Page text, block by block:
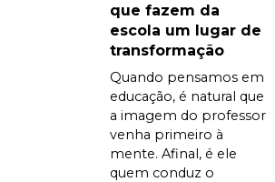
que fazem da
escola um lugar de
transformação
Quando pensamos em
educação, é natural que
a imagem do professor
venha primeiro à
mente. Afinal, é ele
quem conduz o